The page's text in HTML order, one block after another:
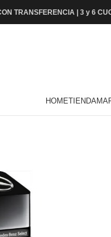
TRANSFERENCIA | 3 y 6
HOMETIENDA